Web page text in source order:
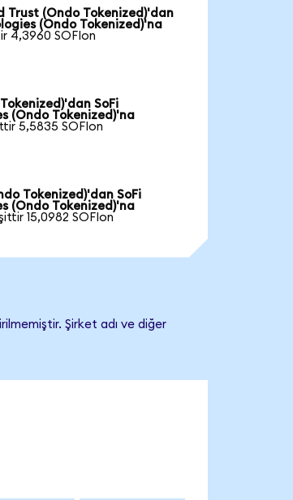
Trust (Ondo Tokenized)'dan
(Ondo Tokenized)'na
4,3960 SOFIon
SoFi
(Ondo Tokenized)'na
5,5835 SOFIon
Tokenized)'dan SoFi
(Ondo Tokenized)'na
15,0982 SOFIon
Şirket adı ve diğer